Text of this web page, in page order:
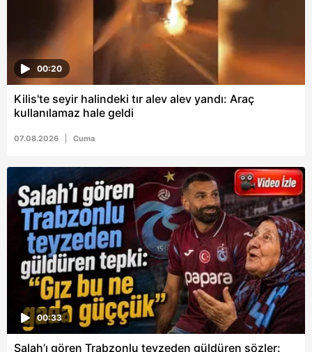
sınırlı olarak açık rızanız dahilinde kullanılacaktır.
Çerezlere ilişkin tercihlerinizi aşağıda yer alan panel
vasıtasıyla belirleyebilirsiniz. Çerezlere ilişkin detaylı bilgi
için Ayarlar butonuna tıklayabilir,
Çerez Bilgilendirme
hazırlanmış Aydınlatma Metnimizi okumak ve sitemizde
almak için lütfen
tıklayınız
00:20
Kilis'te seyir halindeki tır alev alev yandı: Araç
kullanılamaz hale geldi
07.08.2026 Cuma
00:33
Salah’ı gören Trabzonlu teyzeden güldüren sözler: